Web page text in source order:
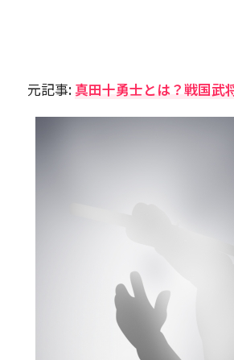
元記事: 真田十勇士とは？戦国武